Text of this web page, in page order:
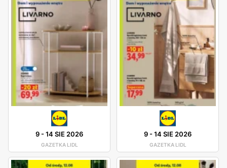
9-14 SIE 2026
GAZETKA LIDL
9-14 SIE 2026
GAZETKA LIDL